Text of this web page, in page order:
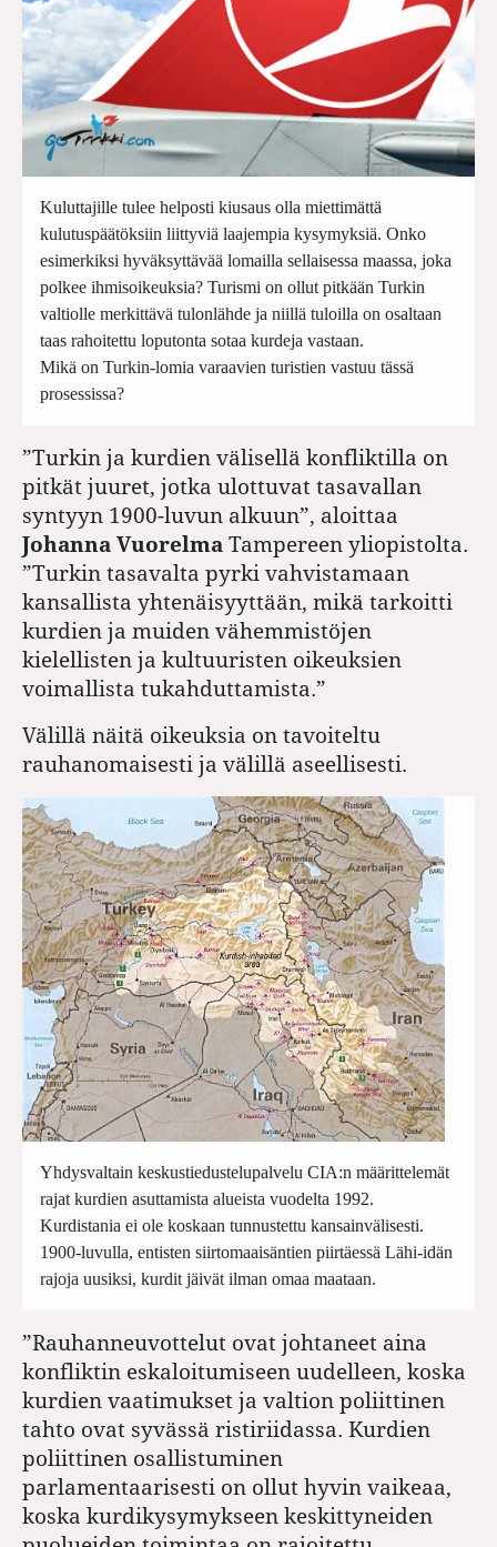
Kuluttajille tulee helposti kiusaus olla miettimättä
kulutuspäätöksiin liittyviä laajempia kysymyksiä. Onko
esimerkiksi hyväksyttävää lomailla sellaisessa maassa, joka
polkee ihmisoikeuksia? Turismi on ollut pitkään Turkin
valtiolle merkittävä tulonlähde ja niillä tuloilla on osaltaan
taas rahoitettu loputonta sotaa kurdeja vastaan.
Mikä on Turkin-lomia varaavien turistien vastuu tässä
prosessissa?
”Turkin ja kurdien välisellä konfliktilla on
pitkät juuret, jotka ulottuvat tasavallan
syntyyn 1900-luvun alkuun”, aloittaa
Johanna Vuorelma Tampereen yliopistolta.
”Turkin tasavalta pyrki vahvistamaan
kansallista yhtenäisyyttään, mikä tarkoitti
kurdien ja muiden vähemmistöjen
kielellisten ja kultuuristen oikeuksien
voimallista tukahduttamista.”
Välillä näitä oikeuksia on tavoiteltu
rauhanomaisesti ja välillä aseellisesti.
Yhdysvaltain keskustiedustelupalvelu CIA:n määrittelemät
rajat kurdien asuttamista alueista vuodelta 1992.
Kurdistania ei ole koskaan tunnustettu kansainvälisesti.
1900-luvulla, entisten siirtomaaisäntien piirtäessä Lähi-idän
rajoja uusiksi, kurdit jäivät ilman omaa maataan.
”Rauhanneuvottelut ovat johtaneet aina
konfliktin eskaloitumiseen uudelleen, koska
kurdien vaatimukset ja valtion poliittinen
tahto ovat syvässä ristiriidassa. Kurdien
poliittinen osallistuminen
parlamentaarisesti on ollut hyvin vaikeaa,
koska kurdikysymykseen keskittyneiden